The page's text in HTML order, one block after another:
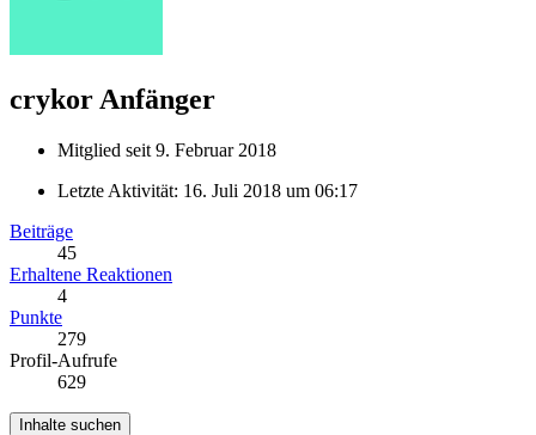
crykor Anfänger
Mitglied seit 9. Februar 2018
Letzte Aktivität: 16. Juli 2018 um 06:17
Beiträge
45
Erhaltene Reaktionen
4
Punkte
279
Profil-Aufrufe
629
Inhalte suchen